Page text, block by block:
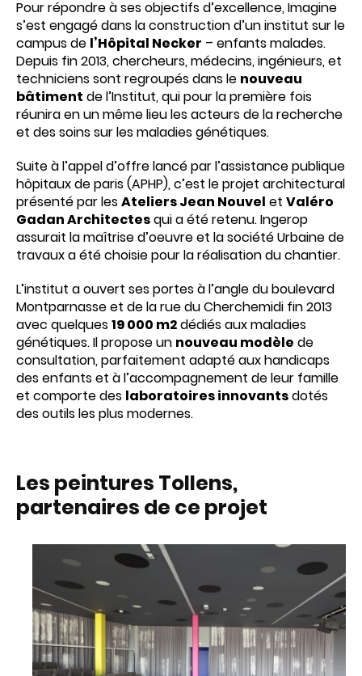
Pour répondre à ses objectifs d’excellence, Imagine
s’est engagé dans la construction d’un institut sur le
campus de l’Hôpital Necker – enfants malades.
Depuis fin 2013, chercheurs, médecins, ingénieurs, et
techniciens sont regroupés dans le nouveau
bâtiment de l’Institut, qui pour la première fois
réunira en un même lieu les acteurs de la recherche
et des soins sur les maladies génétiques.
Suite à l’appel d’offre lancé par l’assistance publique
hôpitaux de paris (APHP), c’est le projet architectural
présenté par lesAteliers Jean Nouvel et Valéro
Gadan Architectesqui a été retenu. Ingerop
assurait la maîtrise d’oeuvre et la société Urbaine de
travaux a été choisie pour la réalisation du chantier.
L’institut a ouvert ses portes à l’angle du boulevard
Montparnasse et de la rue du Cherchemidi fin 2013
avec quelques19 000 m2dédiés aux maladies
génétiques. Il propose un nouveau modèle de
consultation, parfaitement adapté aux handicaps
des enfants et à l’accompagnement de leur famille
et comporte des laboratoires innovantsdotés
des outils les plus modernes.
Les peintures Tollens,
partenaires de ce projet